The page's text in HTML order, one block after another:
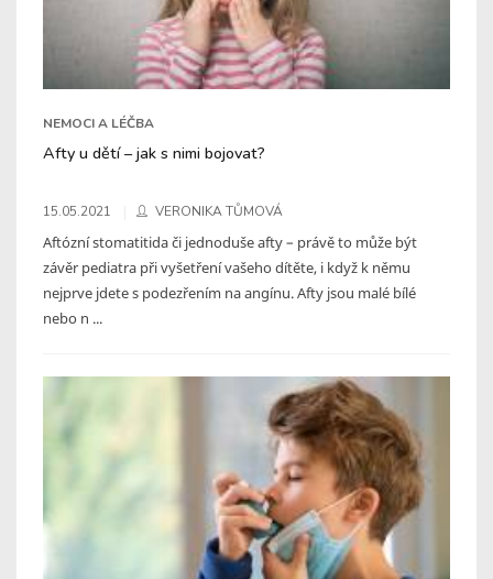
NEMOCI A LÉČBA
Afty u dětí – jak s nimi bojovat?
15.05.2021 VERONIKA TŮMOVÁ
Aftózní stomatitida či jednoduše afty – právě to může být
závěr pediatra při vyšetření vašeho dítěte, i když k němu
nejprve jdete s podezřením na angínu. Afty jsou malé bílé
nebo n ...